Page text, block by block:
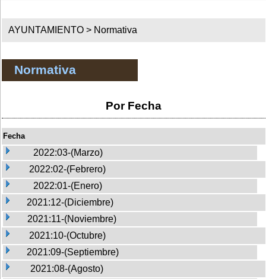
AYUNTAMIENTO > Normativa
Normativa
Por Fecha
Fecha
2022:03-(Marzo)
2022:02-(Febrero)
2022:01-(Enero)
2021:12-(Diciembre)
2021:11-(Noviembre)
2021:10-(Octubre)
2021:09-(Septiembre)
2021:08-(Agosto)